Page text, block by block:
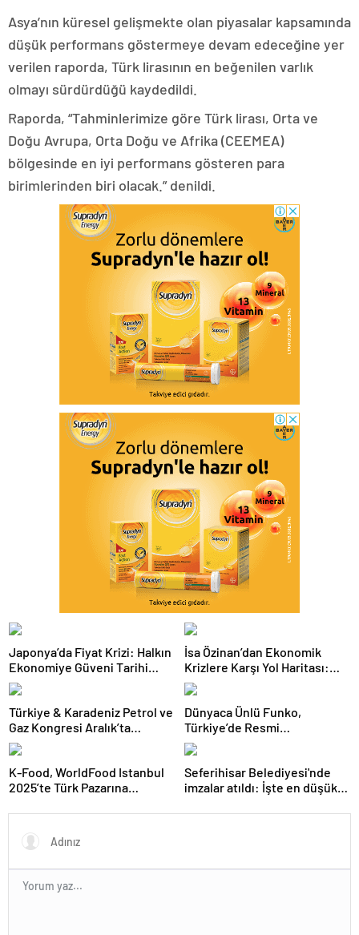
Asya’nın küresel gelişmekte olan piyasalar kapsamında
düşük performans göstermeye devam edeceğine yer
verilen raporda, Türk lirasının en beğenilen varlık
olmayı sürdürdüğü kaydedildi.
Raporda, “Tahminlerimize göre Türk lirası, Orta ve
Doğu Avrupa, Orta Doğu ve Afrika (CEEMEA)
bölgesinde en iyi performans gösteren para
birimlerinden biri olacak.” denildi.
Japonya’da Fiyat Krizi: Halkın
Ekonomiye Güveni Tarihi
Dipte
İsa Özinan’dan Ekonomik
Krizlere Karşı Yol Haritası:
Şirketler Neyi Doğru Yapmalı?
Türkiye & Karadeniz Petrol ve
Gaz Kongresi Aralık’ta
Ankara’da
Dünyaca Ünlü Funko,
Türkiye’de Resmi
Distribütörü Olarak Monkey
Distribution’ı Seçti
K-Food, WorldFood Istanbul
2025’te Türk Pazarına
Seferihisar Belediyesi'nde
imzalar atıldı: İşte en düşük